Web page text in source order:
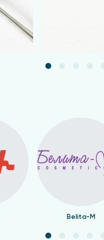
Belita-M